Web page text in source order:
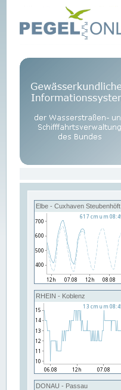
Elbe - Cuxhaven Steubenhöft
RHEIN - Koblenz
DONAU - Passau